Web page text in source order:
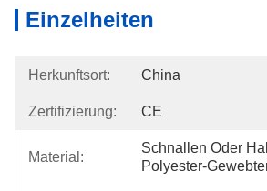
Einzelheiten
Herkunftsort: China
Zertifizierung: CE
Material:
Schnallen Oder
Polyester-